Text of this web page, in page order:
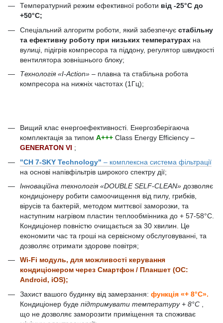
Температурний режим ефективної роботи від -25°С до
+50°С;
Спеціальний алгоритм роботи, який забезпечує стабільну
та ефективну роботу при низьких температурах на
вулиці, підігрів компресора та піддону, регулятор швидкості
вентилятора зовнішнього блоку;
Технологія «I-Action» – плавна та стабільна робота
компресора на нижніх частотах (1Гц);
Вищий клас енергоефективності. Енергозберігаюча
комплектація за типом А+++ Class Energy Efficiency –
GENERATON VI ;
"CH 7-SKY Technology" – комплексна система фільтрації
на основі напівфільтрів широкого спектру дії;
Інноваційна технологія «DOUBLE SELF-CLEAN» дозволяє
кондиціонеру робити самоочищення від пилу, грибків,
вірусів та бактерій, методом миттєвої заморозки, та
наступним нагрівом пластин теплообмінника до + 57-58°C.
Кондиціонер повністю очищається за 30 хвилин. Це
економити час та гроші на сервісному обслуговуванні, та
дозволяє отримати здорове повітря;
Wi-Fi модуль, для можливості керування
кондиціонером через Смартфон / Планшет (ОС:
Android, iOS);
Захист вашого будинку від замерзання: функція «+ 8°С».
Кондиціонер буде підтримувати температуру + 8°С
що не дозволяє заморозити приміщення та споживає